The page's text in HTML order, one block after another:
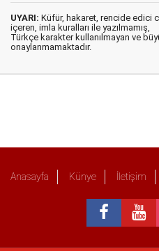
UYARI: Küfür, hakaret, rencide edici
içeren, imla kuralları ile yazılmamış,
Türkçe karakter kullanılmayan ve
onaylanmamaktadır.
Anasayfa Künye İletişim